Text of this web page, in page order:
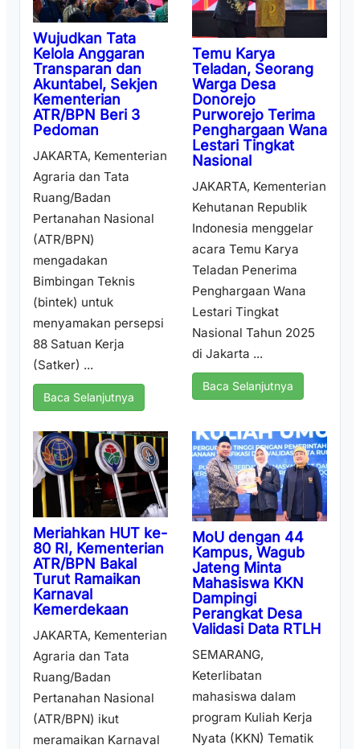
Wujudkan Tata
Kelola Anggaran
Transparan dan
Akuntabel, Sekjen
Kementerian
ATR/BPN Beri 3
Pedoman
JAKARTA, Kementerian
Agraria dan Tata
Ruang/Badan
Pertanahan Nasional
(ATR/BPN)
mengadakan
Bimbingan Teknis
(bintek) untuk
menyamakan persepsi
88 Satuan Kerja
(Satker) ...
Baca Selanjutnya
Temu Karya
Teladan, Seorang
Warga Desa
Donorejo
Purworejo Terima
Penghargaan Wana
Lestari Tingkat
Nasional
JAKARTA, Kementerian
Kehutanan Republik
Indonesia menggelar
acara Temu Karya
Teladan Penerima
Penghargaan Wana
Lestari Tingkat
Nasional Tahun 2025
di Jakarta ...
Baca Selanjutnya
Meriahkan HUT ke-
80 RI, Kementerian
ATR/BPN Bakal
Turut Ramaikan
Karnaval
Kemerdekaan
JAKARTA, Kementerian
Agraria dan Tata
Ruang/Badan
Pertanahan Nasional
(ATR/BPN) ikut
meramaikan Karnaval
MoU dengan 44
Kampus, Wagub
Jateng Minta
Mahasiswa KKN
Dampingi
Perangkat Desa
Validasi Data RTLH
SEMARANG,
Keterlibatan
mahasiswa dalam
program Kuliah Kerja
Nyata (KKN) Tematik